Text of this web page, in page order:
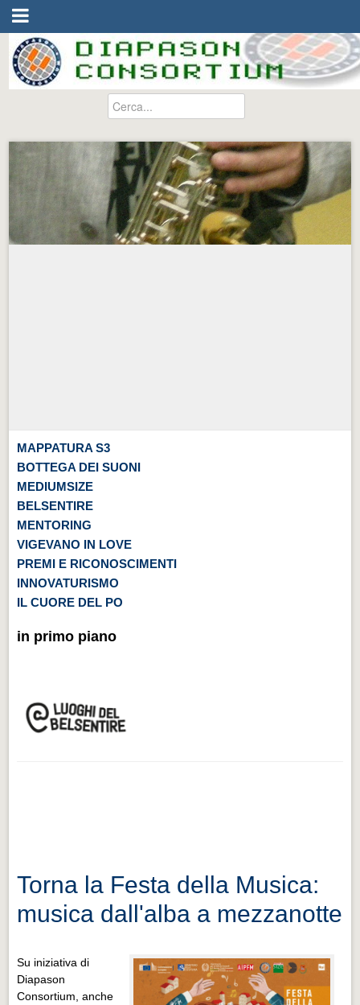
MAPPATURA S3
BOTTEGA DEI SUONI
MEDIUMSIZE
BELSENTIRE
MENTORING
VIGEVANO IN LOVE
PREMI E RICONOSCIMENTI
INNOVATURISMO
IL CUORE DEL PO
in primo piano
Torna la Festa della Musica:
musica dall'alba a mezzanotte
Su iniziativa di
Diapason
Consortium, anche